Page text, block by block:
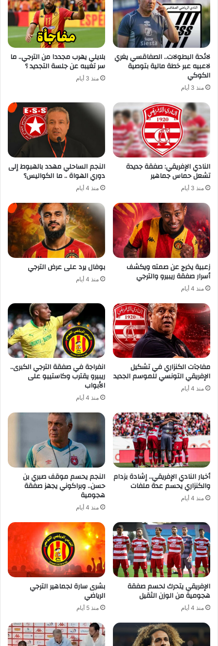
لائحة البطولات.. الصفاقسي يغري
لاعبيه عبر خطة مالية بتوصية
الكوكي
منذ 3 أيام
بلايلي يهرب مجددا من الترجي.. ما
سر تغيبه عن جلسة التجديد ؟
منذ 3 أيام
النادي الإفريقي: صفقة جديدة
تشعل حماس جماهير
منذ 3 أيام
النجم الساحلي مهدد بالهبوط إلى
دوري الهواة .. ما الكواليس؟
منذ 4 أيام
زعبية يخرج عن صمته ويكشف
أسرار صفقة ريبيرو والترجي
منذ 4 أيام
بوفال يرد على عرض الترجي
منذ 4 أيام
مفاجآت الكنزاري في تشكيل
الإفريقي التونسي للموسم الجديد
منذ 4 أيام
انفراجة في صفقة الترجي الكبرى..
ريبيرو يقترب وكاستييو على
الأبواب
منذ 4 أيام
أخبار النادي الإفريقي.. إشادة بزدام
والكنزاري يحسم عدة ملفات
منذ 4 أيام
النجم يحسم موقف صبري بن
حسن.. وبراكوني يجهز صفقة
هجومية
منذ 4 أيام
الإفريقي يتحرك لحسم صفقة
هجومية من الوزن الثقيل
منذ 4 أيام
بشرى سارة لجماهير الترجي
الرياضي
منذ 5 أيام